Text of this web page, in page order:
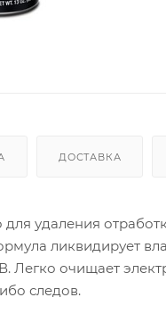
ДОСТАВКА
удаления
ликвидирует
Легко очищает
следов.